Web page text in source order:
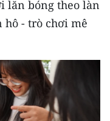
lăn bóng theo làn
hô - trò chơi mê